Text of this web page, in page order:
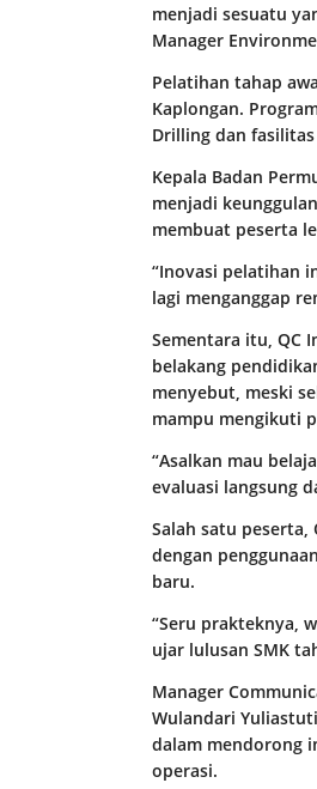
menjadi sesuatu
Manager
Pelatihan tahap
Kaplongan.
Drilling dan
Kepala Badan
menjadi
membuat peserta
“Inovasi pelatihan
lagi menganggap
Sementara itu, QC
belakang
menyebut, meski
mampu mengikuti
“Asalkan mau
evaluasi langsung
Salah satu
dengan
baru.
“Seru prakteknya,
ujar lulusan SMK
Manager
Wulandari
dalam mendorong
operasi.